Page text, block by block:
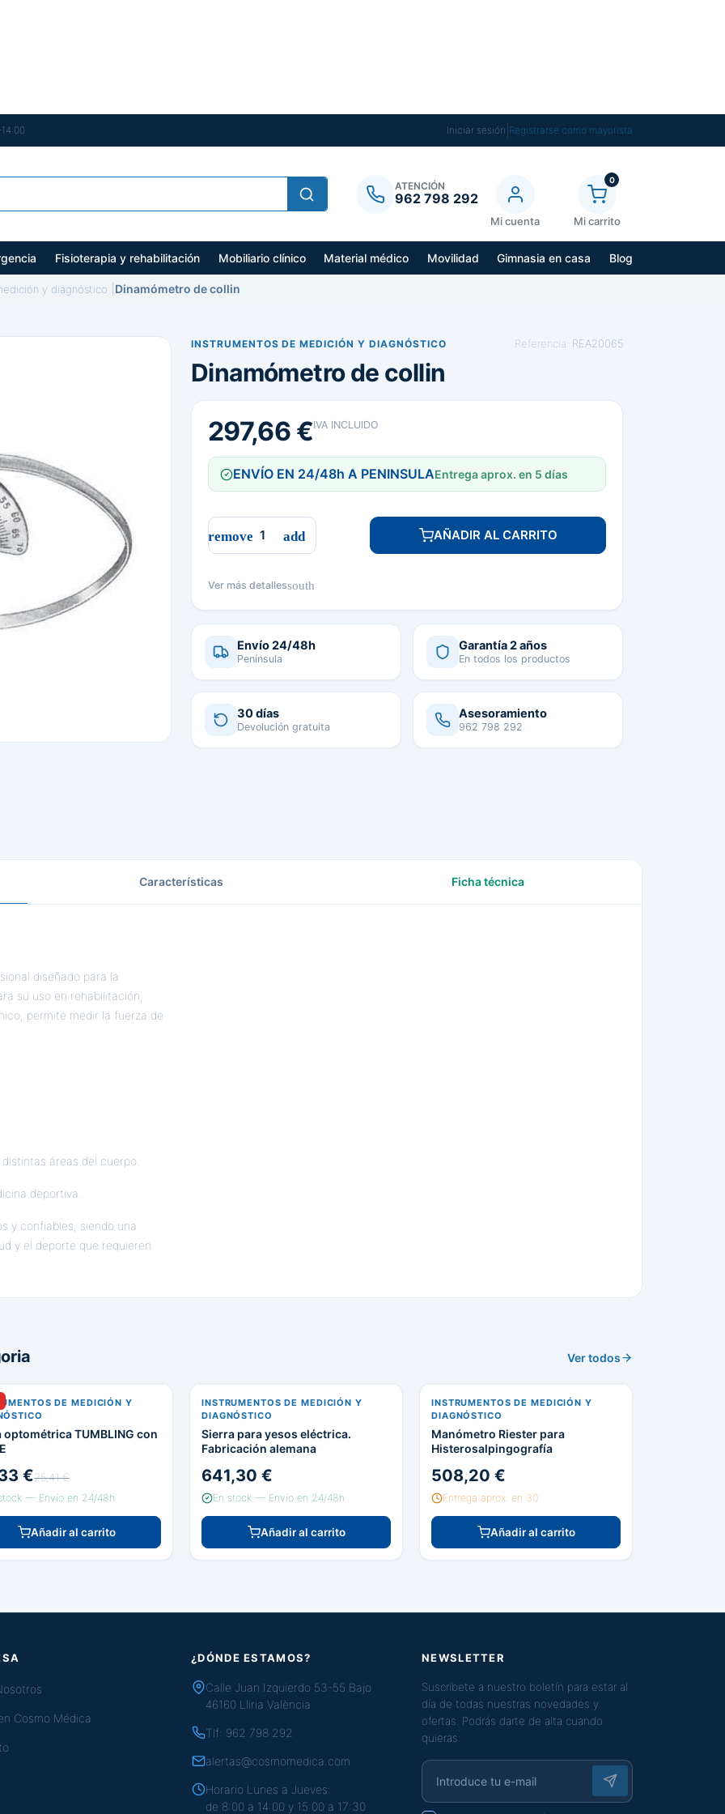
Iniciar sesión Registrarse como mayorista
ATENCIÓN
962 798 292
Mi cuenta
0
Mi carrito
Fisioterapia y rehabilitación Mobiliario clínico Material médico Movilidad Gimnasia en casa Blog
y diagnóstico Dinamómetro de collin
INSTRUMENTOS DE MEDICIÓN Y DIAGNÓSTICO Referencia: REA20065
Dinamómetro de collin
297,66 €IVA INCLUIDO
ENVÍO EN 24/48h A PENINSULAEntrega aprox. en 5 días
AÑADIR AL CARRITO
Ver más detallessouth
Envío 24/48h
Península
Garantía 2 años
En todos los productos
30 días
Devolución gratuita
Asesoramiento
962 798 292
Características Ficha técnica
diseñado para la
su uso en rehabilitación,
permite medir la fuerza de
áreas del cuerpo.
deportiva.
y confiables, siendo una
y el deporte que requieren
Ver todos
DE MEDICIÓN Y
optométrica TUMBLING con
€25,41 €
— Envío en 24/48h
Añadir al carrito
INSTRUMENTOS DE MEDICIÓN Y
DIAGNÓSTICO
Sierra para yesos eléctrica.
Fabricación alemana
641,30 €
En stock — Envío en 24/48h
Añadir al carrito
INSTRUMENTOS DE MEDICIÓN Y
DIAGNÓSTICO
Manómetro Riester para
Histerosalpingografía
508,20 €
Entrega aprox. en 30
Añadir al carrito
Cosmo Médica
¿DÓNDE ESTAMOS?
Calle Juan Izquierdo 53-55 Bajo
46160 Lliria València
Tlf: 962 798 292
alertas@cosmomedica.com
Horario Lunes a Jueves:
de 8:00 a 14:00 y 15:00 a 17:30
NEWSLETTER
Suscríbete a nuestro boletín para estar al
día de todas nuestras novedades y
ofertas. Podrás darte de alta cuando
quieras: